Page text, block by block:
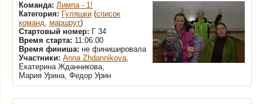
Команда: Лимпа - 1!
Категория: Гуляшки (список
команд, маршрут)
Стартовый номер: Г 34
Время старта: 11:06:00
Время финиша: не финишировала
Участники: Anna Zhdannikova,
Екатерина Жданникова,
Мария Урина, Федор Урин